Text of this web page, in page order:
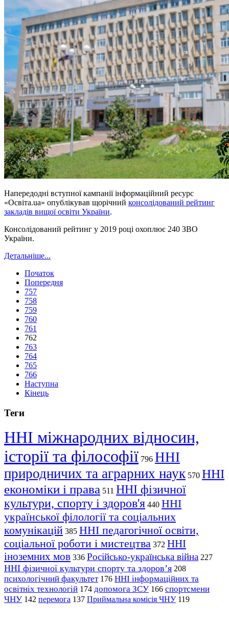
Напередодні вступної кампанії інформаційний ресурс
«Освіта.ua» опублікував щорічний консолідований рейтинг
закладів вищої освіти України.
Консолідований рейтинг у 2019 році охоплює 240 ЗВО
України.
Детальніше...
Початок
Попередня
757
758
759
760
761
762
763
764
765
766
Наступна
Кінець
Теги
ННІ міжнародних відносин,
історії та філософії 796 ННІ
природничих та аграрних наук 570 ННІ
економіки і права 511 ННІ фізичної
культури, спорту і здоров'я 440 ННІ
української філології та соціальних
комунікацій 385 ННІ педагогічної освіти,
соціальної роботи і мистецтва 372 ННІ
іноземних мов 336 Російсько-українська війна 227
ННІ фізичної культури спорту та здоров’я 208
психологічний факультет 176 ННІ інформаційних та
освітніх технологій 174 допомога ЗСУ 166 спортсмени
ЧНУ 142 перемога 137 Приймальна комісія ЧНУ 119